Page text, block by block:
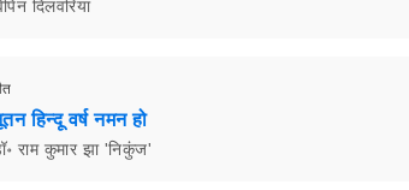
दिलवरिया
हिन्दू वर्ष नमन हो
राम कुमार झा 'निकुंज'